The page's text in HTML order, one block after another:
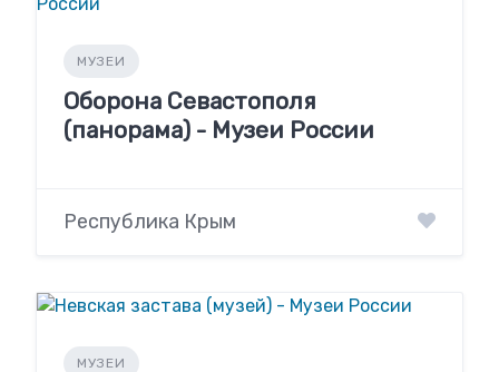
МУЗЕИ
Оборона Севастополя
(панорама) - Музеи России
Республика Крым
МУЗЕИ